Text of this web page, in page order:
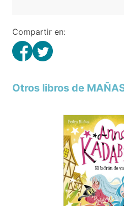
Compartir en:
Otros libros de